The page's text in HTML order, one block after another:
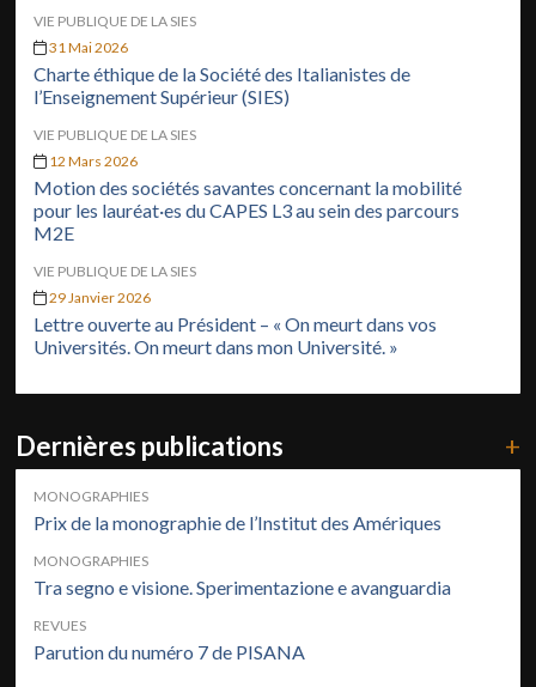
VIE PUBLIQUE DE LA SIES
31 Mai 2026
Charte éthique de la Société des Italianistes de
l’Enseignement Supérieur (SIES)
VIE PUBLIQUE DE LA SIES
12 Mars 2026
Motion des sociétés savantes concernant la mobilité
pour les lauréat·es du CAPES L3 au sein des parcours
M2E
VIE PUBLIQUE DE LA SIES
29 Janvier 2026
Lettre ouverte au Président – « On meurt dans vos
Universités. On meurt dans mon Université. »
Dernières publications +
MONOGRAPHIES
Prix de la monographie de l’Institut des Amériques
MONOGRAPHIES
Tra segno e visione. Sperimentazione e avanguardia
REVUES
Parution du numéro 7 de PISANA